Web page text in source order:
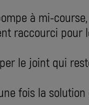
à mi-
raccourci pour
le joint qui
fois la